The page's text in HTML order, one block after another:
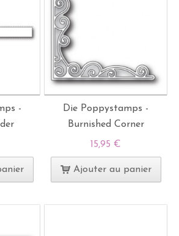
-
Die Poppystamps -
Burnished Corner
15,95 €
Ajouter au panier